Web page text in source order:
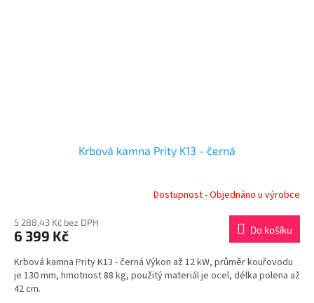
Krbová kamna Prity K13 - černá
Dostupnost - Objednáno u výrobce
5 288,43 Kč bez DPH
6 399 Kč Do košíku
Krbová kamna Prity K13 - černá Výkon až 12 kW, průměr kouřovodu
je 130 mm, hmotnost 88 kg, použitý materiál je ocel, délka polena až
42 cm.